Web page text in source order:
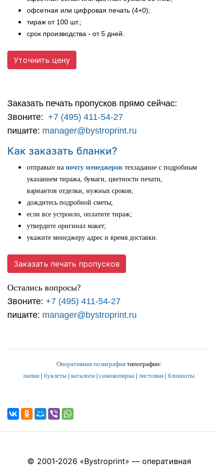
офсетная или цифровая печать (4+0);
тираж от 100 шт.;
срок производства - от 5 дней.
Уточнить цену
Заказать печать пропусков прямо сейчас:
Звоните: +7 (495) 411-54-27
пишите: manager@bystroprint.ru
Как заказать бланки?
отправьте на почту менеджеров техзадание с подробным
указанием тиража, бумаги, цветности печати,
вариантов отделки, нужных сроков;
дождитесь подробной сметы;
если все устроило, оплатите тираж;
утвердите оригинал макет;
укажите менеджеру адрес и время доставки.
Заказать печать пропусков
Остались вопросы?
Звоните: +7 (495) 411-54-27
пишите: manager@bystroprint.ru
Оперативная полиграфия типографии:
папки | буклеты | каталоги | самокопирка | листовки | блокноты
© 2001-2026 «Bystroprint» — оперативная